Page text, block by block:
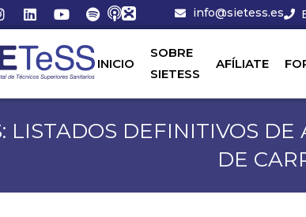
info@sietess.es
INICIO
SOBRE
SIETESS
AFÍLIATE
LISTADOS DEFINITIVOS
DE